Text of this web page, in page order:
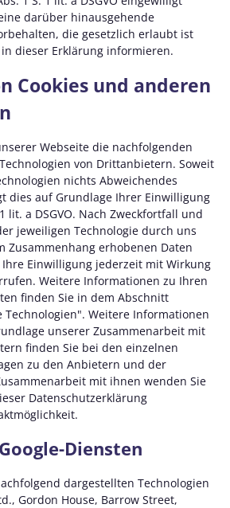
darüber hinausgehende
die gesetzlich erlaubt ist
dieser Erklärung informieren.
Cookies und anderen
Webseite die nachfolgenden
von Drittanbietern. Soweit
nichts Abweichendes
dies auf Grundlage Ihrer Einwilligung
lit. a DSGVO. Nach Zweckfortfall und
jeweiligen Technologie durch uns
Zusammenhang erhobenen Daten
Ihre Einwilligung jederzeit mit Wirkung
Weitere Informationen zu Ihren
finden Sie in dem Abschnitt
Technologien". Weitere Informationen
unserer Zusammenarbeit mit
finden Sie bei den einzelnen
zu den Anbietern und der
mit ihnen wenden Sie
Datenschutzerklärung
Diensten
dargestellten Technologien
Gordon House, Barrow Street,